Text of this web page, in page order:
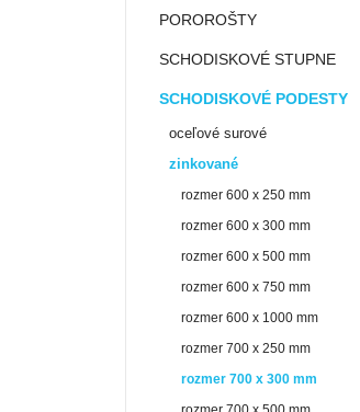
POROROŠTY
SCHODISKOVÉ STUPNE
SCHODISKOVÉ PODESTY
oceľové surové
zinkované
rozmer 600 x 250 mm
rozmer 600 x 300 mm
rozmer 600 x 500 mm
rozmer 600 x 750 mm
rozmer 600 x 1000 mm
rozmer 700 x 250 mm
rozmer 700 x 300 mm